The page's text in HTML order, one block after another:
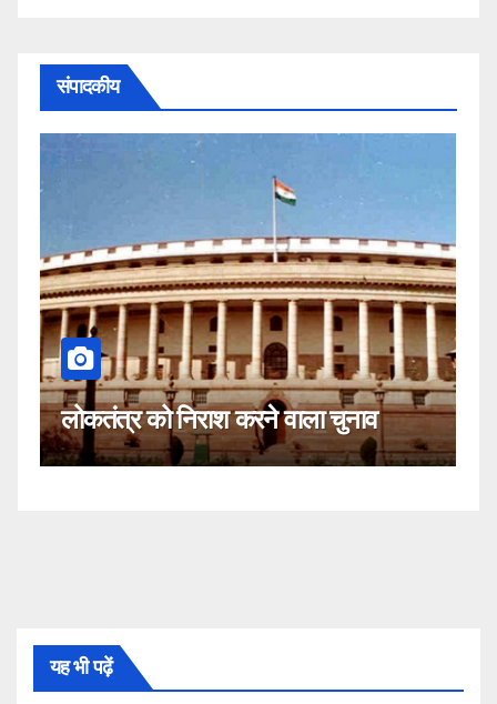
संपादकीय
को निराश करने वाला चुनाव
कहीं यह
नहीं!
यह भी पढ़ें